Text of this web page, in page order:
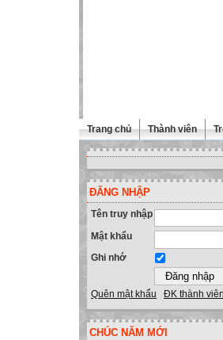
Trang chủ Thành viên
ĐĂNG NHẬP
Tên truy nhập
Mật khẩu
Ghi nhớ
Quên mật khẩu ĐK thành viên
CHÚC NĂM MỚI